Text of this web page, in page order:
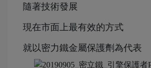
隨著技術發展
現在市面上最有效的方式
就以密力鐵金屬保護劑為代表